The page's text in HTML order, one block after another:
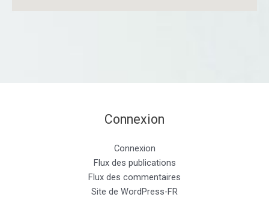
Connexion
Connexion
Flux des publications
Flux des commentaires
Site de WordPress-FR